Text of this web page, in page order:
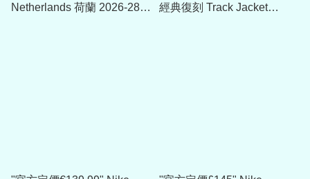
Netherlands 荷蘭 2026-28
經典復刻 Track Jacket